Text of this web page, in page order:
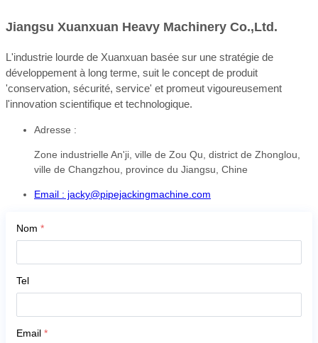
Jiangsu Xuanxuan Heavy Machinery Co.,Ltd.
L'industrie lourde de Xuanxuan basée sur une stratégie de
développement à long terme, suit le concept de produit
'conservation, sécurité, service' et promeut vigoureusement
l'innovation scientifique et technologique.
Adresse :
Zone industrielle An'ji, ville de Zou Qu, district de Zhonglou,
ville de Changzhou, province du Jiangsu, Chine
Email : jacky@pipejackingmachine.com
Nom *
Tel
Email *